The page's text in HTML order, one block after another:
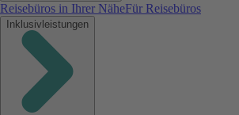
Reisebüros in Ihrer NäheFür Reisebüros
Inklusivleistungen